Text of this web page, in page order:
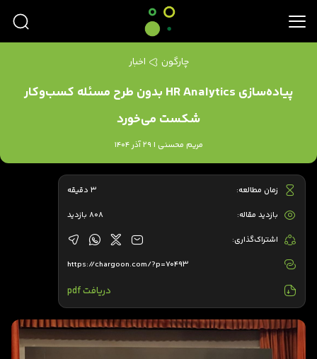
چارگون اخبار
پیاده‌سازی HR Analytics بدون طرح مسئله کسب‌وکار
شکست می‌خورد
مریم محسنی | 29 آذر 1404
زمان مطالعه: 3 دقیقه
بازدید مقاله: 808 بازدید
اشتراک‌گذاری:
https://chargoon.com/?p=70493
دریافت pdf